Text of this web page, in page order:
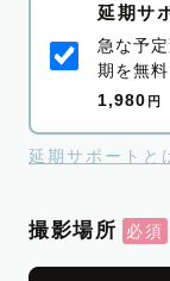
延期サ
急な予
期を無
1,980 円
延期サポートと
撮影場所